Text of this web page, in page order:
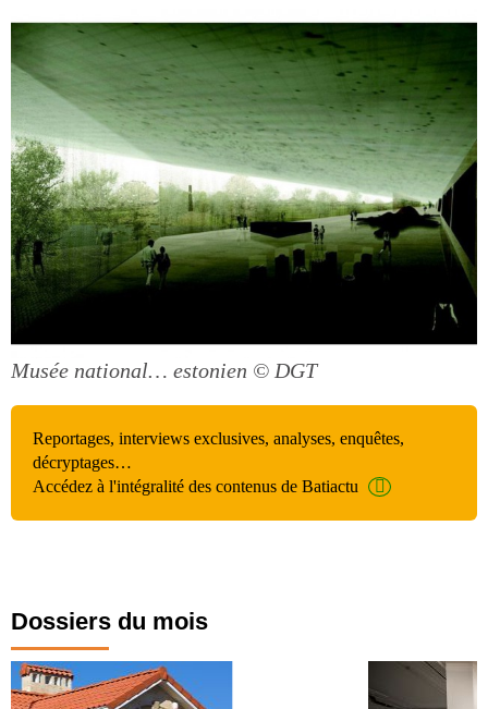
Musée national… estonien © DGT
Reportages, interviews exclusives, analyses, enquêtes,
décryptages…
Accédez à l'intégralité des contenus de Batiactu
Dossiers du mois